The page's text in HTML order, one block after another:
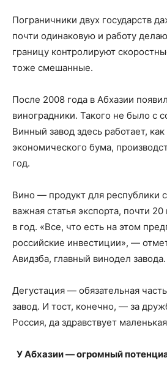
Пограничники двух государств
почти одинаковую и работу
границу контролируют
тоже смешанные.
После 2008 года в Абхазии
виноградники. Такого не было с
Винный завод здесь работает,
экономического бума,
год.
Вино — продукт для республики
важная статья экспорта, почти
в год. «Все, что есть на этом
российские инвестиции», —
Авидзба, главный винодел завода.
Дегустация — обязательная
завод. И тост, конечно, — за
Россия, да здравствует
У Абхазии — огромный